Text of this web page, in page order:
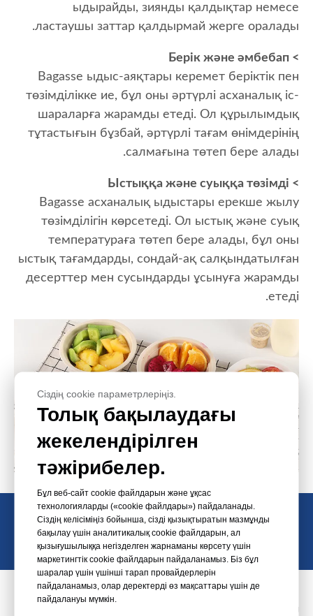
ыдырайды, зиянды қалдықтар немесе
ластаушы заттар қалдырмай жерге оралады.
> Берік және әмбебап
Bagasse ыдыс-аяқтары керемет беріктік пен
төзімділікке ие, бұл оны әртүрлі асханалық іс-
шараларға жарамды етеді. Ол құрылымдық
тұтастығын бұзбай, әртүрлі тағам өнімдерінің
салмағына төтеп бере алады.
> Ыстыққа және суыққа төзімді
Bagasse асханалық ыдыстары ерекше жылу
төзімділігін көрсетеді. Ол ыстық және суық
температураға төтеп бере алады, бұл оны
ыстық тағамдарды, сондай-ақ салқындатылған
десерттер мен сусындарды ұсынуға жарамды
етеді.
Сұрауыңызды бүгін жіберіңіз
Сіздің cookie параметрлеріңіз.
Толық бақылаудағы
жекелендірілген
тәжірибелер.
Бұл веб-сайт cookie файлдарын және ұқсас
технологияларды («cookie файлдары») пайдаланады.
Сіздің келісіміңіз бойынша, сізді қызықтыратын мазмұнды
бақылау үшін аналитикалық cookie файлдарын, ал
қызығушылыққа негізделген жарнаманы көрсету үшін
маркетингтік cookie файлдарын пайдаланамыз. Біз бұл
шаралар үшін үшінші тарап провайдерлерін
пайдаланамыз, олар деректерді өз мақсаттары үшін де
пайдалануы мүмкін.